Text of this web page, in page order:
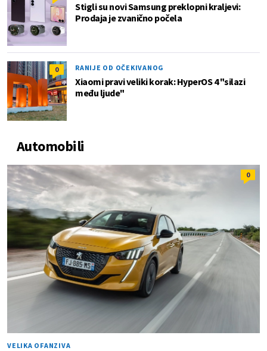
Stigli su novi Samsung preklopni kraljevi:
Prodaja je zvanično počela
0 RANIJE OD OČEKIVANOG
Xiaomi pravi veliki korak: HyperOS 4 "silazi
među ljude"
Automobili
0
VELIKA OFANZIVA